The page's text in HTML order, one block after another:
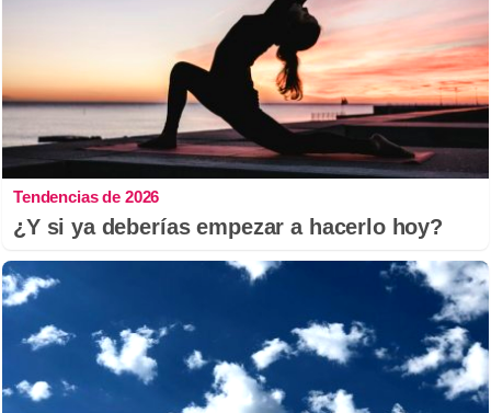
Tendencias de 2026
¿Y si ya deberías empezar a hacerlo hoy?